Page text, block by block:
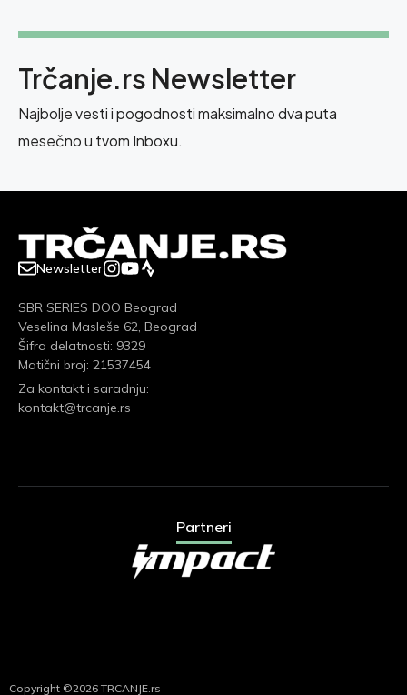
Trčanje.rs Newsletter
Najbolje vesti i pogodnosti maksimalno dva puta
mesečno u tvom Inboxu.
Newsletter
SBR SERIES DOO Beograd
Veselina Masleše 62, Beograd
Šifra delatnosti: 9329
Matični broj: 21537454
Za kontakt i saradnju:
kontakt@trcanje.rs
Partneri
Copyright ©2026 TRCANJE.rs